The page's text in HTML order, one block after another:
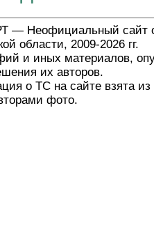
Неофициальный сайт
области, 2009-2026 гг.
и иных материалов,
их авторов.
о ТС на сайте взята из
фото.